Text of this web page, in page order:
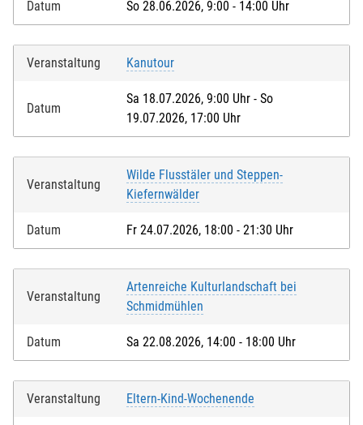
Datum So 28.06.2026, 9:00 - 14:00 Uhr
Veranstaltung Kanutour
Datum
Sa 18.07.2026, 9:00 Uhr - So
19.07.2026, 17:00 Uhr
Veranstaltung
Wilde Flusstäler und Steppen-
Kiefernwälder
Datum Fr 24.07.2026, 18:00 - 21:30 Uhr
Veranstaltung
Artenreiche Kulturlandschaft bei
Schmidmühlen
Datum Sa 22.08.2026, 14:00 - 18:00 Uhr
Veranstaltung Eltern-Kind-Wochenende